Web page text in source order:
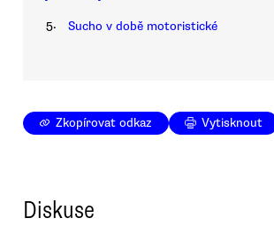
5. Sucho v době motoristické
Zkopírovat odkaz Vytisknout
Diskuse